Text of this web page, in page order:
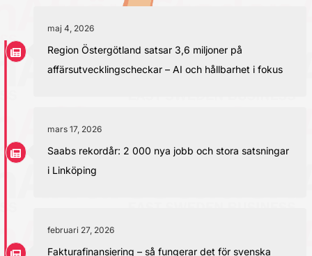
maj 4, 2026
Region Östergötland satsar 3,6 miljoner på
affärsutvecklingscheckar – AI och hållbarhet i fokus
mars 17, 2026
Saabs rekordår: 2 000 nya jobb och stora satsningar
i Linköping
februari 27, 2026
Fakturafinansiering – så fungerar det för svenska